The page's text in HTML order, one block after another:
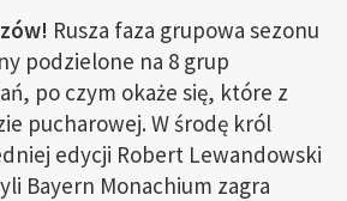
Rusza faza grupowa sezonu
podzielone na 8 grup
po czym okaże się, które z
pucharowej. W środę król
edycji Robert Lewandowski
Bayern Monachium zagra